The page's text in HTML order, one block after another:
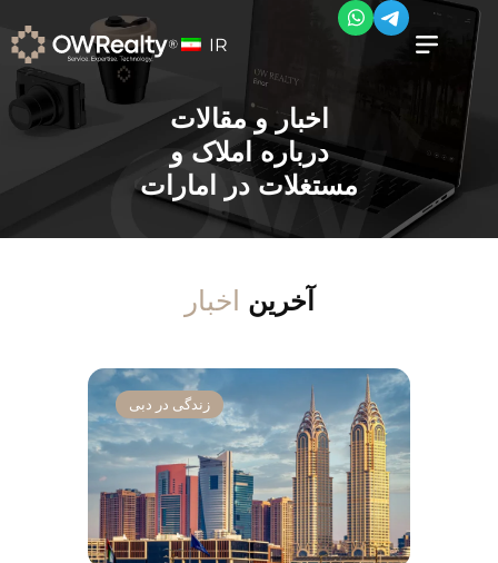
IR
اخبار و مقالات
درباره املاک و
مستغلات در امارات
آخرین اخبار
زندگی در دبی